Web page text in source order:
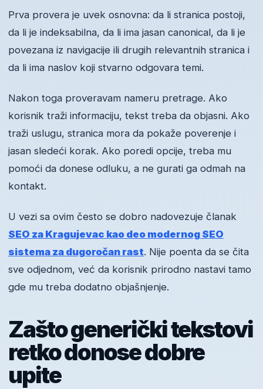
Prva provera je uvek osnovna: da li stranica postoji,
da li je indeksabilna, da li ima jasan canonical, da li je
povezana iz navigacije ili drugih relevantnih stranica i
da li ima naslov koji stvarno odgovara temi.
Nakon toga proveravam nameru pretrage. Ako
korisnik traži informaciju, tekst treba da objasni. Ako
traži uslugu, stranica mora da pokaže poverenje i
jasan sledeći korak. Ako poredi opcije, treba mu
pomoći da donese odluku, a ne gurati ga odmah na
kontakt.
U vezi sa ovim često se dobro nadovezuje članak
SEO za Kragujevac kao deo modernog SEO
sistema za dugoročan rast. Nije poenta da se čita
sve odjednom, već da korisnik prirodno nastavi tamo
gde mu treba dodatno objašnjenje.
Zašto generički tekstovi
retko donose dobre
upite